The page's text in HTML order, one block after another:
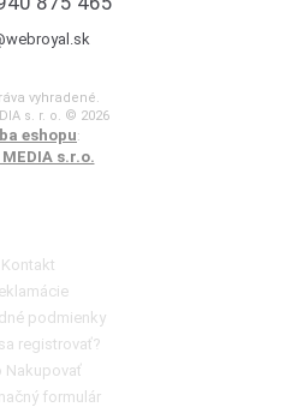
vyhradené.
s. r. o. © 2026
eshopu:
MEDIA s.r.o.
Kontakt
podmienky
registrovať?
Nakupovať
formulár